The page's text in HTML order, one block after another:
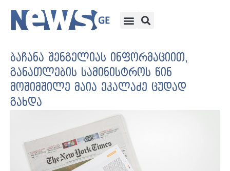
ბაჩანა შენგელიას ინფორმაციით,
განათლების სამინისტროს წინ
მოშიმშილე მაია ეკალაძე ცუდად
გახდა